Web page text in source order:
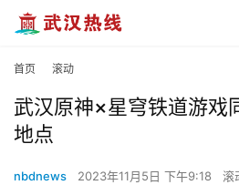
首页 滚动
武汉原神×星穹铁道游戏
地点
nbdnews 2023年11月5日 下午9:18 滚